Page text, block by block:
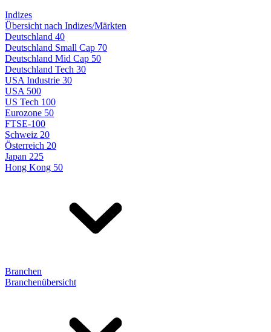
Indizes
Übersicht nach Indizes/Märkten
Deutschland 40
Deutschland Small Cap 70
Deutschland Mid Cap 50
Deutschland Tech 30
USA Industrie 30
USA 500
US Tech 100
Eurozone 50
FTSE-100
Schweiz 20
Österreich 20
Japan 225
Hong Kong 50
Branchen
Branchenübersicht